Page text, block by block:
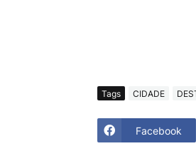
Tags CIDADE
Facebook